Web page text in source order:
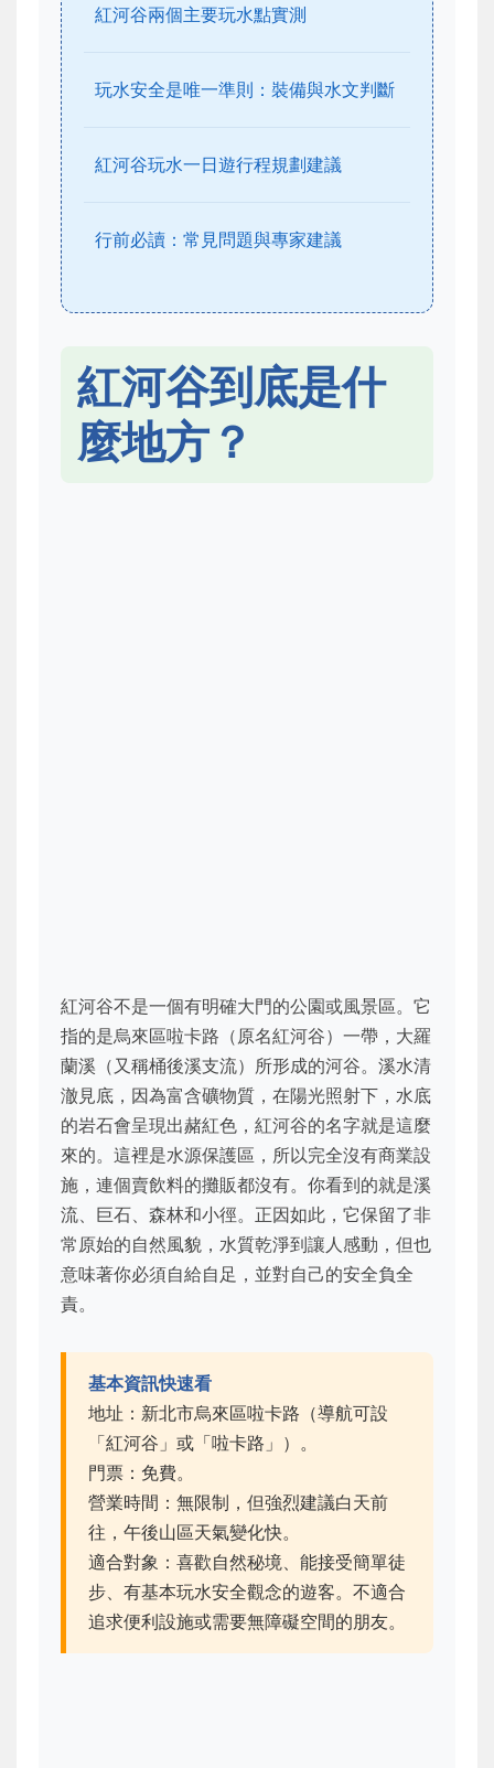
紅河谷兩個主要玩水點實測
玩水安全是唯一準則：裝備與水文判斷
紅河谷玩水一日遊行程規劃建議
行前必讀：常見問題與專家建議
紅河谷到底是什
麼地方？
紅河谷不是一個有明確大門的公園或風景區。它
指的是烏來區啦卡路（原名紅河谷）一帶，大羅
蘭溪（又稱桶後溪支流）所形成的河谷。溪水清
澈見底，因為富含礦物質，在陽光照射下，水底
的岩石會呈現出赭紅色，紅河谷的名字就是這麼
來的。這裡是水源保護區，所以完全沒有商業設
施，連個賣飲料的攤販都沒有。你看到的就是溪
流、巨石、森林和小徑。正因如此，它保留了非
常原始的自然風貌，水質乾淨到讓人感動，但也
意味著你必須自給自足，並對自己的安全負全
責。
基本資訊快速看
地址：新北市烏來區啦卡路（導航可設
「紅河谷」或「啦卡路」）。
門票：免費。
營業時間：無限制，但強烈建議白天前
往，午後山區天氣變化快。
適合對象：喜歡自然秘境、能接受簡單徒
步、有基本玩水安全觀念的遊客。不適合
追求便利設施或需要無障礙空間的朋友。